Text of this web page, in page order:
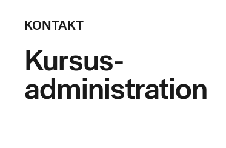
KONTAKT
Kursus-
administration